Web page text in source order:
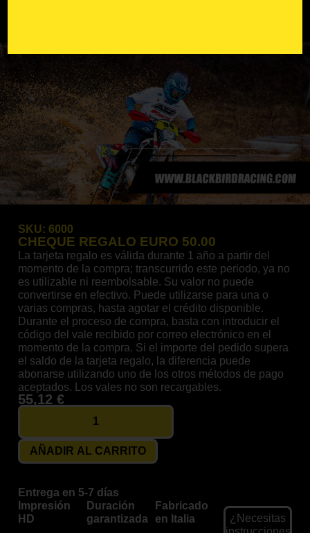
SKU: 6000
CHEQUE REGALO EURO 50.00
La tarjeta regalo es válida durante 1 año a partir del
momento de la compra; transcurrido este periodo, ya no
es utilizable ni reembolsable. Su valor no puede
convertirse en efectivo. Puede utilizarse para una o
varias compras, hasta agotar el crédito disponible.
Durante el proceso de compra, basta con introducir el
código del vale recibido por correo electrónico en el
momento de la compra. Si el importe del pedido supera
el saldo de la tarjeta regalo, la diferencia puede
abonarse utilizando uno de los otros métodos de pago
aceptados. Los vales no son recargables.
55,12€
AÑADIR AL CARRITO
Entrega en 5-7 días
Impresión
HD
Duración
garantizada
Fabricado
en Italia
¿Necesitas